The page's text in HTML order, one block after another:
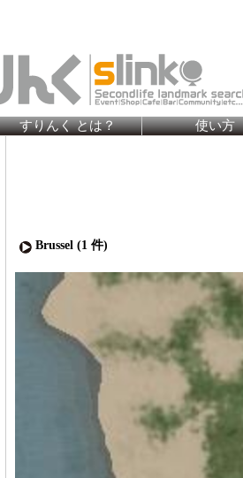
すりんく とは？ 使い方
Brussel (1 件)